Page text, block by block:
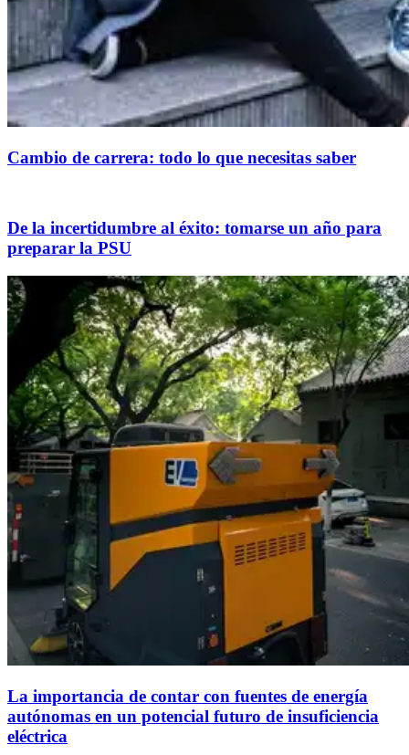
Cambio de carrera: todo lo que necesitas saber
De la incertidumbre al éxito: tomarse un año para
preparar la PSU
La importancia de contar con fuentes de energía
autónomas en un potencial futuro de insuficiencia
eléctrica